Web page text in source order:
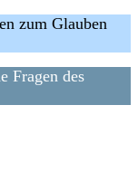
zum Glauben
Fragen des